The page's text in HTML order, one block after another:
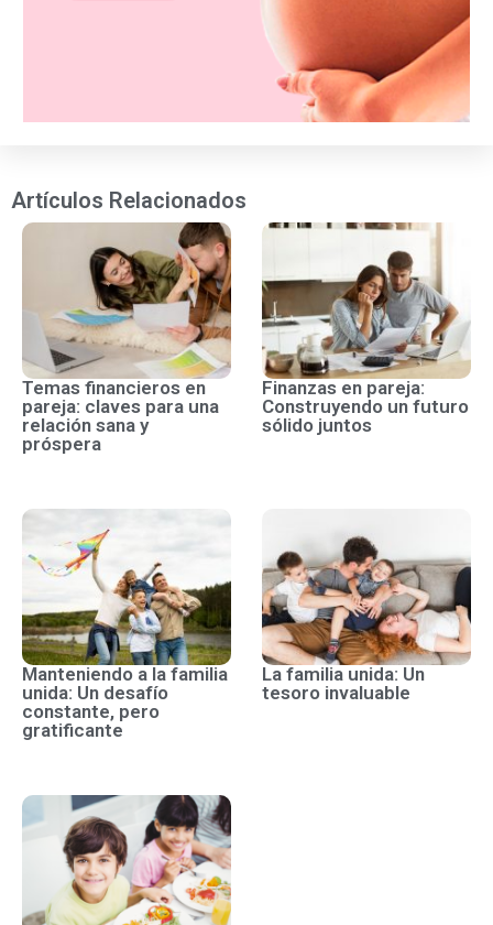
Artículos Relacionados
Temas financieros en
pareja: claves para una
relación sana y
próspera
Finanzas en pareja:
Construyendo un futuro
sólido juntos
Manteniendo a la familia
unida: Un desafío
constante, pero
gratificante
La familia unida: Un
tesoro invaluable